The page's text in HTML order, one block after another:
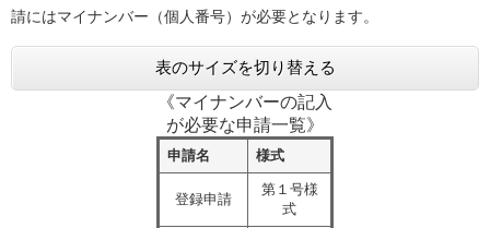
請にはマイナンバー（個人番号）が必要となります。
表のサイズを切り替える
《マイナンバーの記入
が必要な申請一覧》
申請名 様式
登録申請
第１号様
式